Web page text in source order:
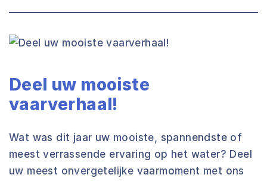
Deel uw mooiste
vaarverhaal!
Wat was dit jaar uw mooiste, spannendste of
meest verrassende ervaring op het water? Deel
uw meest onvergetelijke vaarmoment met ons